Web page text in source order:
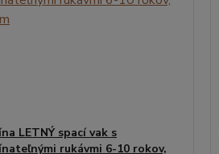
LETNÝ spací vak s
rukávmi 6-10 rokov,